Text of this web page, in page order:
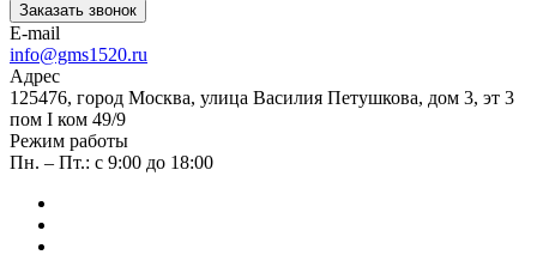
Заказать звонок
E-mail
info@gms1520.ru
Адрес
125476, город Москва, улица Василия Петушкова, дом 3, эт 3
пом I ком 49/9
Режим работы
Пн. – Пт.: с 9:00 до 18:00